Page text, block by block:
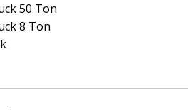
50 Ton
8 Ton